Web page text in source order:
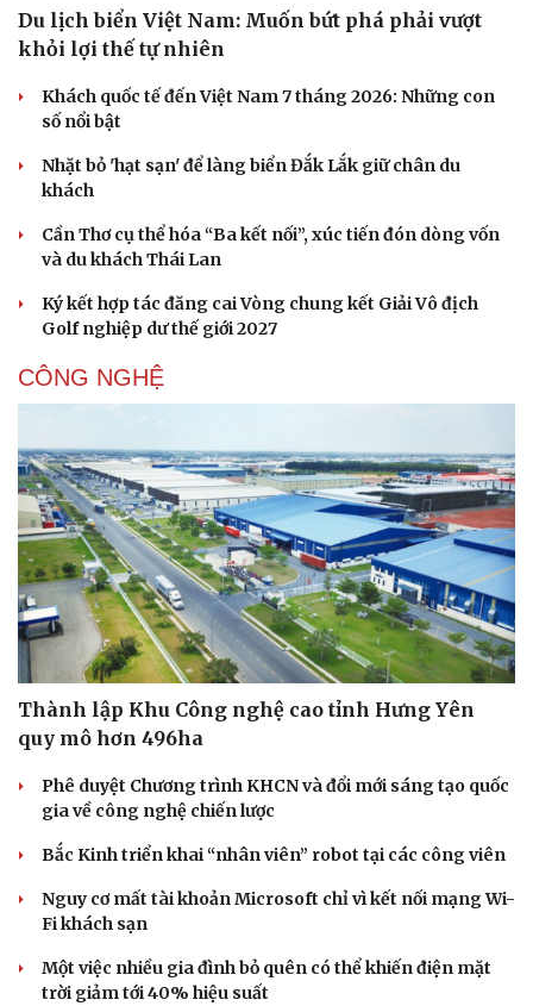
Phòng mạch online
Ăn sạch sống khỏe
Du lịch biển Việt Nam: Muốn bứt phá phải vượt
khỏi lợi thế tự nhiên
Khách quốc tế đến Việt Nam 7 tháng 2026: Những con
số nổi bật
Nhặt bỏ 'hạt sạn' để làng biển Đắk Lắk giữ chân du
khách
Cần Thơ cụ thể hóa “Ba kết nối”, xúc tiến đón dòng vốn
và du khách Thái Lan
Ký kết hợp tác đăng cai Vòng chung kết Giải Vô địch
Golf nghiệp dư thế giới 2027
CÔNG NGHỆ
Thành lập Khu Công nghệ cao tỉnh Hưng Yên
quy mô hơn 496ha
Phê duyệt Chương trình KHCN và đổi mới sáng tạo quốc
gia về công nghệ chiến lược
Bắc Kinh triển khai “nhân viên” robot tại các công viên
Nguy cơ mất tài khoản Microsoft chỉ vì kết nối mạng Wi-
Fi khách sạn
Một việc nhiều gia đình bỏ quên có thể khiến điện mặt
trời giảm tới 40% hiệu suất